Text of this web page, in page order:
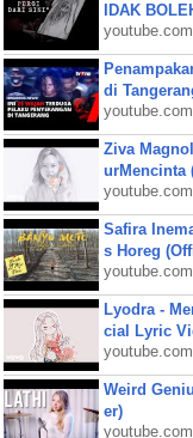
IDAK
youtube.com
di
youtube.com
Ziva
urMencinta
youtube.com
Safira
s Horeg
youtube.com
Lyodra -
cial Lyric
youtube.com
Weird
er)
youtube.com